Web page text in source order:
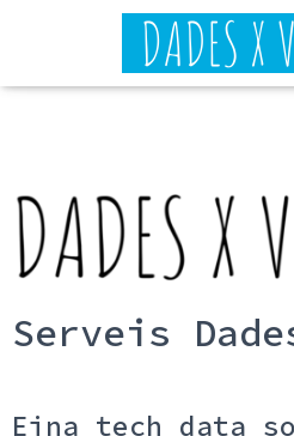
Serveis
Eina tech data